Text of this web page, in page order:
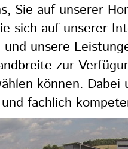
Sie auf unserer
sich auf unserer
unsere
zur
können.
und fachlich